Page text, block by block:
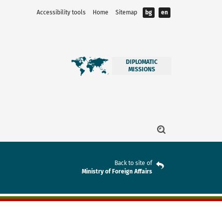
Accessibility tools Home Sitemap bg en
DIPLOMATIC
MISSIONS
Back to site of
Ministry of Foreign Affairs